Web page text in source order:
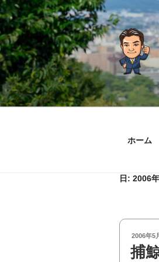
コ
ン
テ
ン
ツ
へ
ス
キ
ホーム
日: 2006
投
稿
日:
2006年5
捕